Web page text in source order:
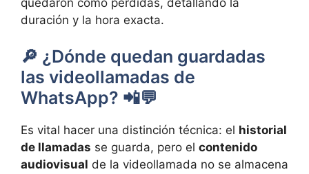
duración y la hora exacta.
🔎 ¿Dónde quedan guardadas
las videollamadas de
WhatsApp? 📲💬
Es vital hacer una distinción técnica: el historial
de llamadas se guarda, pero el contenido
audiovisual de la videollamada no se almacena